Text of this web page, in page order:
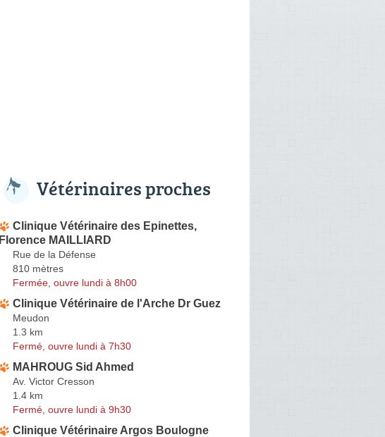
Vétérinaires proches
Clinique Vétérinaire des Epinettes,
Florence MAILLIARD
Rue de la Défense
810 mètres
Fermée, ouvre lundi à 8h00
Clinique Vétérinaire de l'Arche Dr Guez
Meudon
1.3 km
Fermé, ouvre lundi à 7h30
MAHROUG Sid Ahmed
Av. Victor Cresson
1.4 km
Fermé, ouvre lundi à 9h30
Clinique Vétérinaire Argos Boulogne